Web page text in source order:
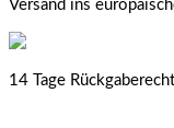
Versand ins
14 Tage Rückgaberecht